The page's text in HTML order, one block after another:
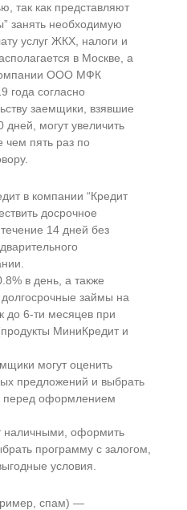
так как представляют
занять необходимую
услуг ЖКХ, налоги и
в Москве, а
ООО МФК
года согласно
заемщики, взявшие
дней, могут увеличить
чем пять раз по
в компании “Кредит
досрочное
14 дней без
в день, а также
займы на
до 6-ти месяцев при
МиниКредит и
могут оценить
предложений и выбрать
перед оформлением
наличными, оформить
программу с залогом,
условия.
спам) —